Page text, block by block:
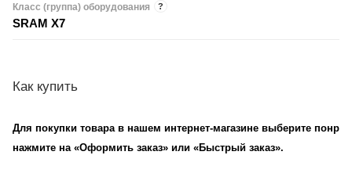
Класс (группа) оборудования ?
SRAM X7
Как купить
Для покупки товара в нашем интернет-магазине выберите
нажмите на «Оформить заказ» или «Быстрый заказ».